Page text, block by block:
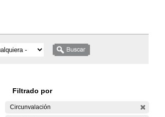
Filtrado por
Circunvalación